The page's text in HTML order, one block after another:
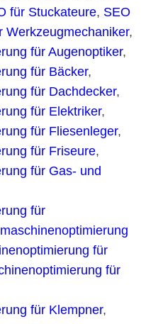
für Stuckateure, SEO
Werkzeugmechaniker,
für Augenoptiker,
für Bäcker,
für Dachdecker,
für Elektriker,
für Fliesenleger,
für Friseure,
für Gas- und
für
für
für
für Klempner,